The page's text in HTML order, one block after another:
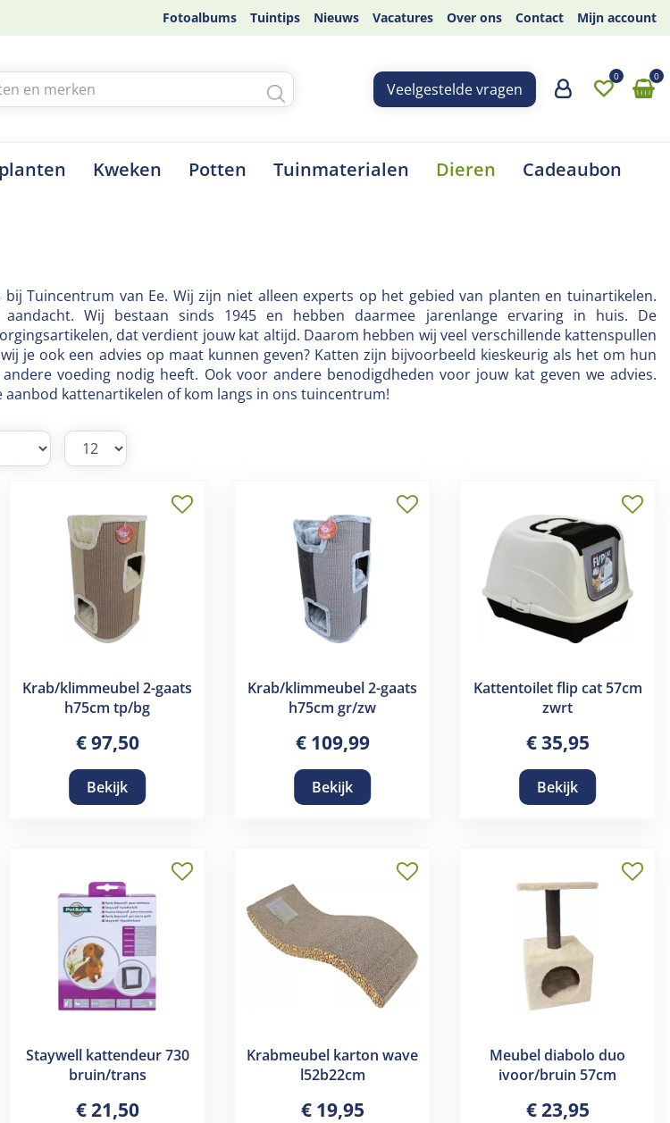
Fotoalbums Tuintips Nieuws Vacatures Over ons Contact Mijn account
Veelgestelde vragen
Kweken Potten Tuinmaterialen Dieren Cadeaubon
Tuincentrum van Ee. Wij zijn niet alleen experts op het gebied van planten en tuinartikelen.
Wij bestaan sinds 1945 en hebben daarmee jarenlange ervaring in huis. De
dat verdient jouw kat altijd. Daarom hebben wij veel verschillende kattenspullen
je ook een advies op maat kunnen geven? Katten zijn bijvoorbeeld kieskeurig als het om hun
voeding nodig heeft. Ook voor andere benodigdheden voor jouw kat geven we advies.
kattenartikelen of kom langs in ons tuincentrum!
Krab/klimmeubel 2-gaats
h75cm tp/bg
€97,50
Bekijk
Krab/klimmeubel 2-gaats
h75cm gr/zw
€ 109,99
Bekijk
Kattentoilet flip cat 57cm
zwrt
€35,95
Bekijk
Staywell kattendeur 730
bruin/trans
€21,50
Krabmeubel karton wave
l52b22cm
€ 19,95
Meubel diabolo duo
ivoor/bruin 57cm
€23,95